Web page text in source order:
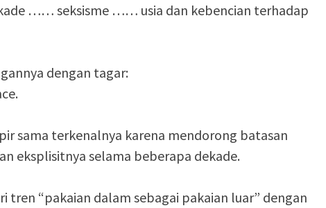
…… seksisme …… usia dan kebencian terhadap
dengan tagar:
sama terkenalnya karena mendorong batasan
eksplisitnya selama beberapa dekade.
tren “pakaian dalam sebagai pakaian luar” dengan